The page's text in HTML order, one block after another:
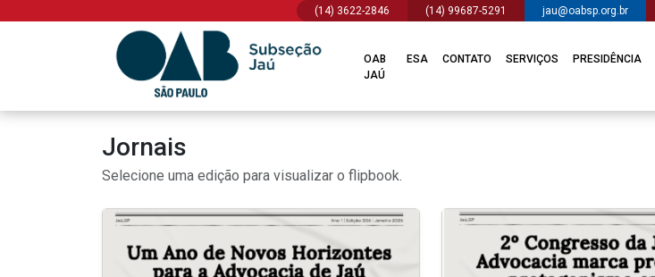
(14) 3622-2846 (14) 99687-5291 jau@oabsp.org.br
OAB
JAÚ
ESA CONTATO SERVIÇOS PRESIDÊNCIA
Jornais
Selecione uma edição para visualizar o flipbook.